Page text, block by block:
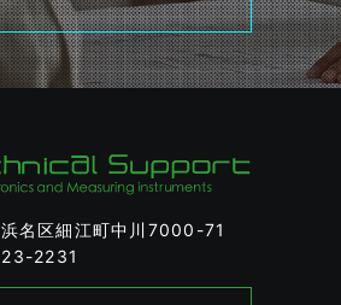
名区細江町中川7000-71
2231